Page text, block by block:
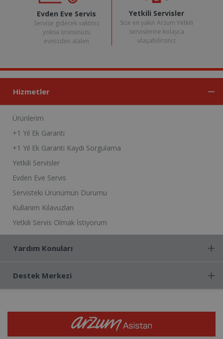
Evden Eve Servis
Servise gidecek vaktiniz
yoksa ürününüzü
evinizden alalım
Yetkili Servisler
Size en yakın Arzum Yetkili
servislerine kolayca
ulaşabilirsiniz
Hizmetler
Ürünlerim
+1 Yıl Ek Garanti
+1 Yıl Ek Garanti Kaydı Sorgulama
Yetkili Servisler
Evden Eve Servis
Servisteki Ürünümün Durumu
Kullanım Kılavuzları
Yetkili Servis Olmak İstiyorum
Yardım Konuları
Destek Merkezi